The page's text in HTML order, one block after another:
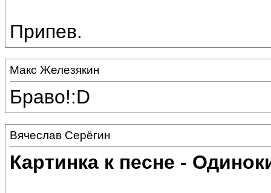
Припев.
Макс Железякин
Браво!:D
Вячеслав Серёгин
Картинка к песне -